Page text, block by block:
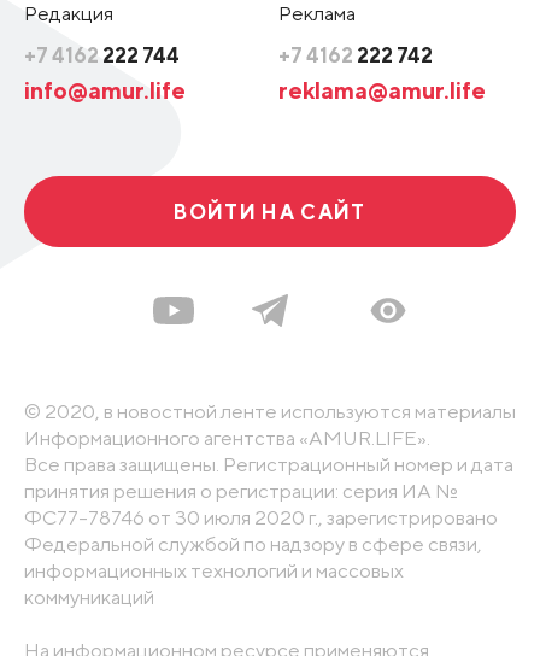
Редакция
+7 4162 222 744
info@amur.life
Реклама
+7 4162 222 742
reklama@amur.life
ВОЙТИ НА САЙТ
© 2020, в новостной ленте используются материалы
Информационного агентства «AMUR.LIFE».
Все права защищены. Регистрационный номер и дата
принятия решения о регистрации: серия ИА №
ФС77-78746 от 30 июля 2020 г., зарегистрировано
Федеральной службой по надзору в сфере связи,
информационных технологий и массовых
коммуникаций
На информационном ресурсе применяются